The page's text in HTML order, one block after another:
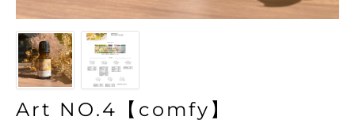
Art NO.4【comfy】